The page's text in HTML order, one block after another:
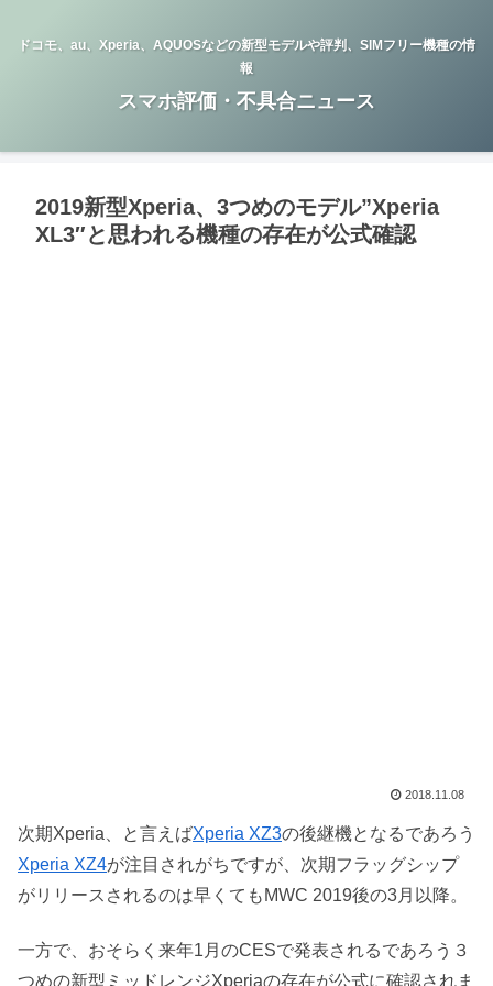
ドコモ、au、Xperia、AQUOSなどの新型モデルや評判、SIMフリー機種の情
報
スマホ評価・不具合ニュース
2019新型Xperia、3つめのモデル”Xperia
XL3″と思われる機種の存在が公式確認
2018.11.08
次期Xperia、と言えばXperia XZ3の後継機となるであろう
Xperia XZ4が注目されがちですが、次期フラッグシップ
がリリースされるのは早くてもMWC 2019後の3月以降。
一方で、おそらく来年1月のCESで発表されるであろう３
つめの新型ミッドレンジXperiaの存在が公式に確認されま